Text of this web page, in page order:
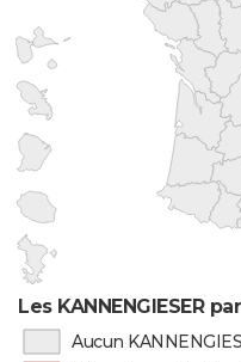
Les KANNENGIESER
Aucun